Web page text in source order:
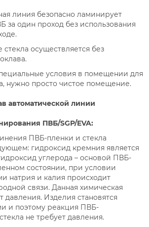
линия безопасно ламинирует
за один проход без использования
осуществляется без
условия в помещении для
нужно просто чистое помещение.
автоматической линии
ПВБ/SGP/EVA:
ПВБ-пленки и стекла
гидроксид кремния является
углерода – основой ПВБ-
состоянии, при условии
натрия и калия происходит
связи. Данная химическая
давления. Изделия становятся
и поэтому реакция ПВБ-
не требует давления.